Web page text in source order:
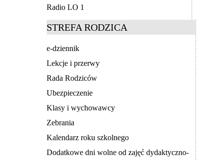
Radio LO 1
STREFA RODZICA
e-dziennik
Lekcje i przerwy
Rada Rodziców
Ubezpieczenie
Klasy i wychowawcy
Zebrania
Kalendarz roku szkolnego
Dodatkowe dni wolne od zajęć dydaktyczno-